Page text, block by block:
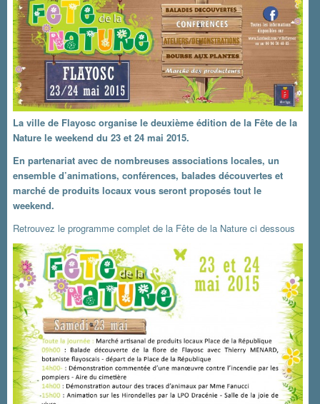
La ville de Flayosc organise le deuxième édition de la Fête de la
Nature le weekend du 23 et 24 mai 2015.
En partenariat avec de nombreuses associations locales, un
ensemble d’animations, conférences, balades découvertes et
marché de produits locaux vous seront proposés tout le
weekend.
Retrouvez le programme complet de la Fête de la Nature ci dessous